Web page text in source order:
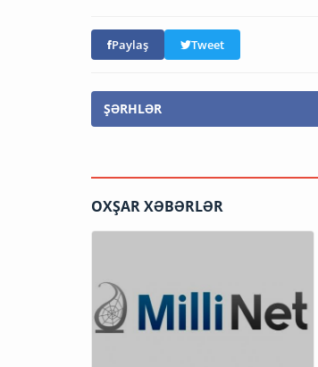
Paylaş Tweet
ŞƏRHLƏR
OXŞAR XƏBƏRLƏR